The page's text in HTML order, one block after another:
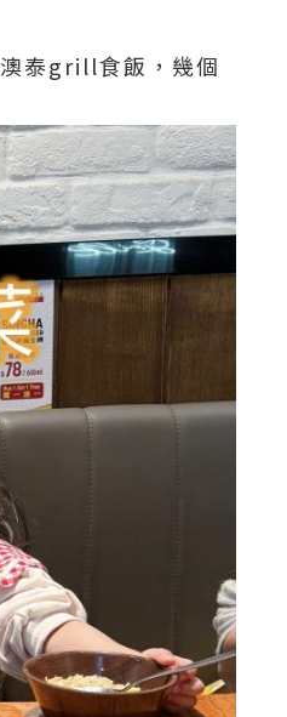
泰grill食飯，幾個